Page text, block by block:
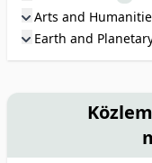
Arts and
Earth and